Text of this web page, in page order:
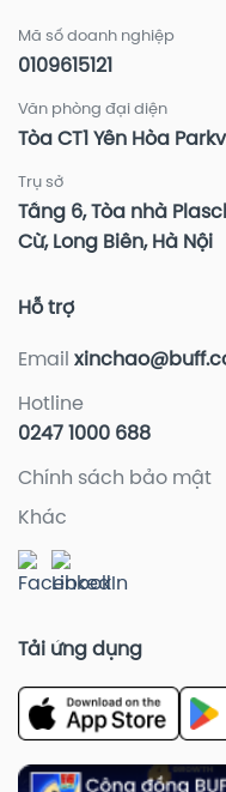
Mã số doanh nghiệp
0109615121
Văn phòng đại diện
Tòa CT1 Yên Hòa
Trụ sở
Tầng 6, Tòa nhà
Cừ, Long Biên, Hà Nội
Hỗ trợ
Email
Hotline
0247 1000 688
Chính sách bảo mật
Khác
Tải ứng dụng